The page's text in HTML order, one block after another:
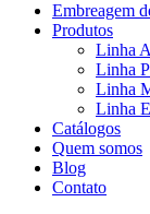
Embreagem
Produtos
Linha
Linha
Linha
Linha
Catálogos
Quem somos
Blog
Contato